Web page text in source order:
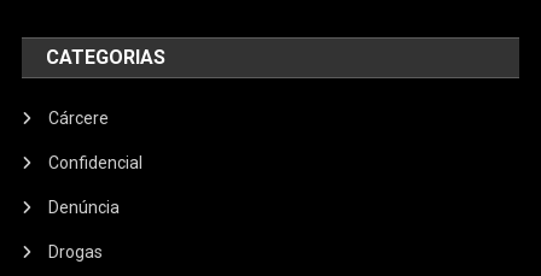
CATEGORIAS
Cárcere
Confidencial
Denúncia
Drogas